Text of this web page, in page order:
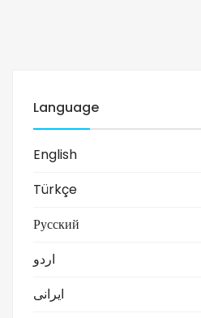
Language
English
Türkçe
Русский
اردو
ایرانی